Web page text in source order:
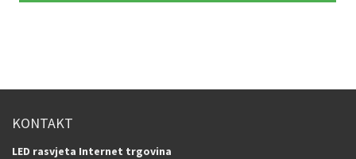
KONTAKT
LED rasvjeta Internet trgovina